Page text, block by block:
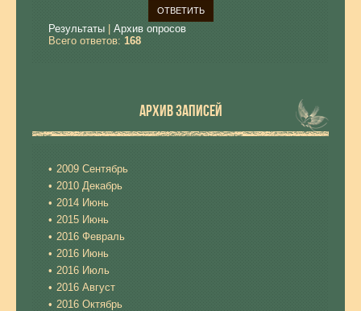
Результаты
Архив опросов
Всего ответов: 168
АРХИВ ЗАПИСЕЙ
2009 Сентябрь
2010 Декабрь
2014 Июнь
2015 Июнь
2016 Февраль
2016 Июнь
2016 Июль
2016 Август
2016 Октябрь